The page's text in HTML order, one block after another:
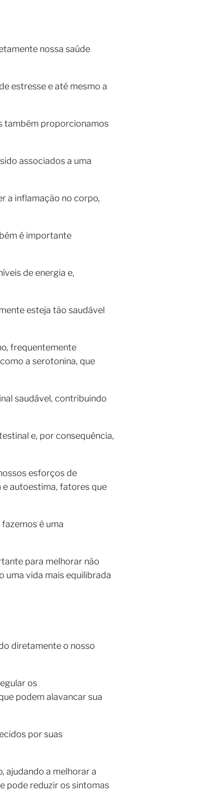
nossa saúde
estresse e até mesmo a
também proporcionamos
associados a uma
a inflamação no corpo,
é importante
de energia e,
esteja tão saudável
frequentemente
a serotonina, que
saudável, contribuindo
e, por consequência,
esforços de
autoestima, fatores que
é uma
para melhorar não
uma vida mais equilibrada
diretamente o nosso
os
podem alavancar sua
por suas
ajudando a melhorar a
pode reduzir os sintomas